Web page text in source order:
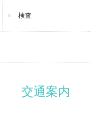
検査
交通案内